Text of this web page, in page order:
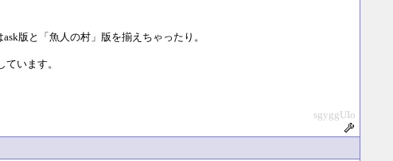
版と「魚人の村」版を揃えちゃったり。
います。
sgyggUIo